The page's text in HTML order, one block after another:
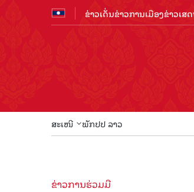
ຂ່າວເດັ່ນຂ່າວການເມືອງຂ່າວເສ
ສະເໜີ ພັກປປ ລາວ
ຂ່າວການຮ່ວມມື